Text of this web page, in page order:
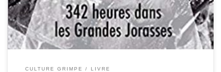
discontinuer, les cordes sont très endommagées par des […]
CULTURE GRIMPE LIVRE